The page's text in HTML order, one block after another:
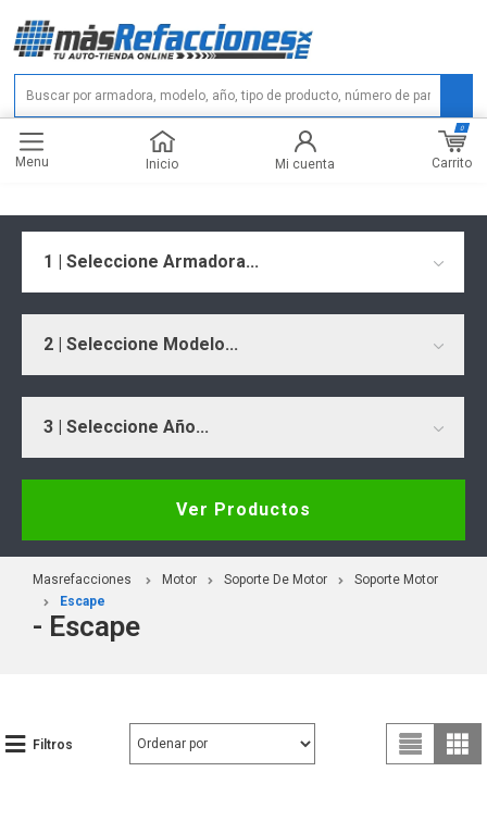
Menu Inicio Mi cuenta Carrito
0
1 | Seleccione Armadora...
2 | Seleccione Modelo...
3 | Seleccione Año...
Ver Productos
Masrefacciones Motor Soporte De Motor
Soporte Motor
Escape
- Escape
Filtros